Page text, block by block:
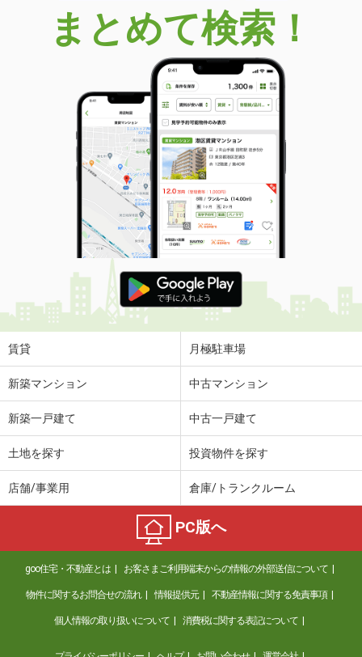
岐阜県大垣市島里２
価 格
5.20万円
岐阜県大垣市島里２
23.61m²
間取り
1K
岐阜県大垣市和合本町１
価 格
5.05万円
住 所
岐阜県大垣市和合本町１
専有面積 56.47m²
間取り
2LDK
岐阜県岐阜市木田２
価 格
4.40万円
住 所
岐阜県岐阜市木田２
専有面積
ワンルーム
岐阜県美濃加茂市前平町２
4.10万円
岐阜県加茂郡川辺町石神
4.60万円
住 所
岐阜県加茂郡川辺町石神
専有面積 56.19m²
間取り
2LDK
岐阜県美濃加茂市西町６
まとめて検索！
賃貸 月極駐車場
新築マンション 中古マンション
新築一戸建て 中古一戸建て
土地を探す 投資物件を探す
店舗/事業用 倉庫/トランクルーム
PC版へ
goo住宅・不動産とは お客さまご利用端末からの情報の外部送信について
物件に関するお問合せの流れ 情報提供元 不動産情報に関する免責事項
個人情報の取り扱いについて 消費税に関する表記について